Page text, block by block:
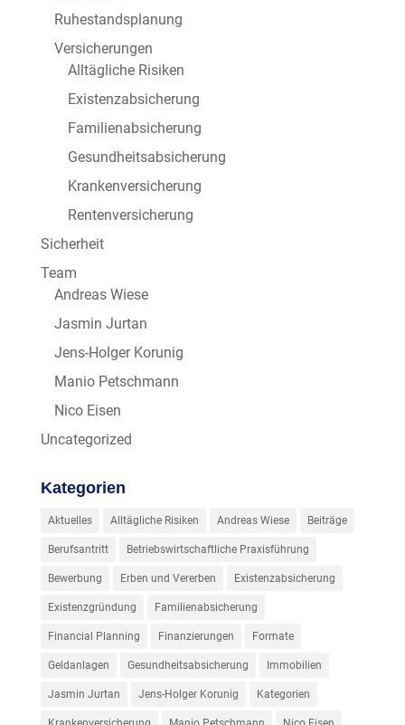
Ruhestandsplanung
Versicherungen
Alltägliche Risiken
Existenzabsicherung
Familienabsicherung
Gesundheitsabsicherung
Krankenversicherung
Rentenversicherung
Sicherheit
Team
Andreas Wiese
Jasmin Jurtan
Jens-Holger Korunig
Manio Petschmann
Nico Eisen
Uncategorized
Kategorien
Aktuelles Alltägliche Risiken Andreas Wiese Beiträge
Berufsantritt Betriebswirtschaftliche Praxisführung
Bewerbung Erben und Vererben Existenzabsicherung
Existenzgründung Familienabsicherung
Financial Planning Finanzierungen Formate
Geldanlagen Gesundheitsabsicherung Immobilien
Jasmin Jurtan Jens-Holger Korunig Kategorien